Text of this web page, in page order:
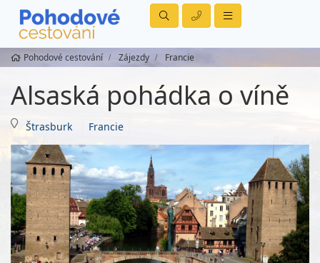
Pohodové cestování Zájezdy Francie
Alsaská pohádka o víně
Štrasburk Francie